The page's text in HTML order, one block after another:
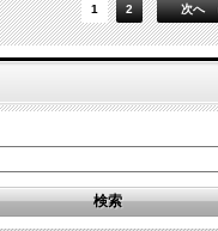
1 2 次へ